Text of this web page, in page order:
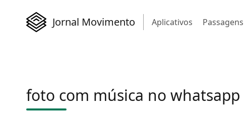
Jornal Movimento Aplicativos Passagens
foto com música no whatsapp